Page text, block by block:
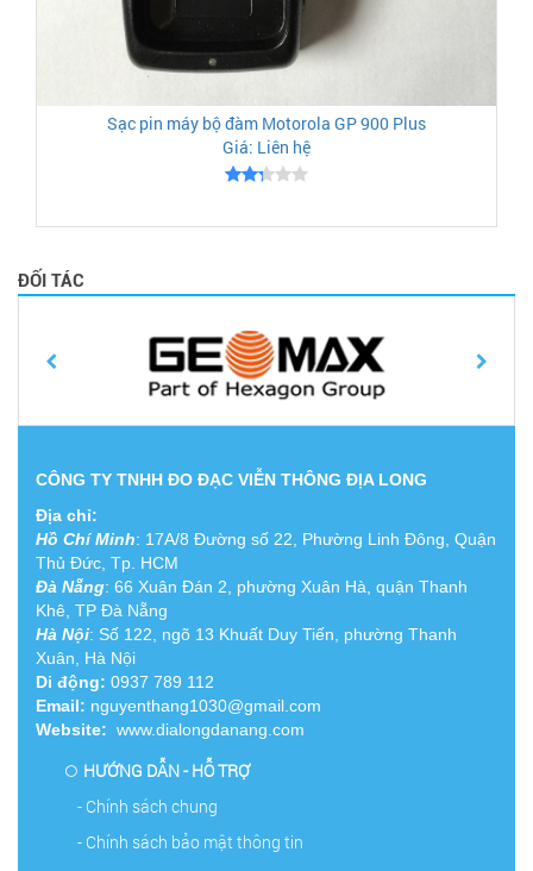
Sạc pin máy bộ đàm Motorola GP 900 Plus
Giá: Liên hệ
ĐỐI TÁC
CÔNG TY TNHH ĐO ĐẠC VIỄN THÔNG ĐỊA LONG
Địa chỉ:
Hồ Chí Minh: 17A/8 Đường số 22, Phường Linh Đông, Quận
Thủ Đức, Tp. HCM
Đà Nẵng: 66 Xuân Đán 2, phường Xuân Hà, quận Thanh
Khê, TP Đà Nẵng
Hà Nội: Số 122, ngõ 13 Khuất Duy Tiến, phường Thanh
Xuân, Hà Nội
Di động: 0937 789 112
Email: nguyenthang1030@gmail.com
Website: www.dialongdanang.com
HƯỚNG DẪN - HỖ TRỢ
- Chính sách chung
- Chính sách bảo mật thông tin